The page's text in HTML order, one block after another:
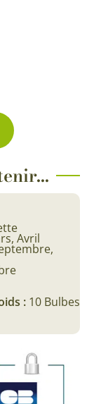
Avril
: 10 Bulbes